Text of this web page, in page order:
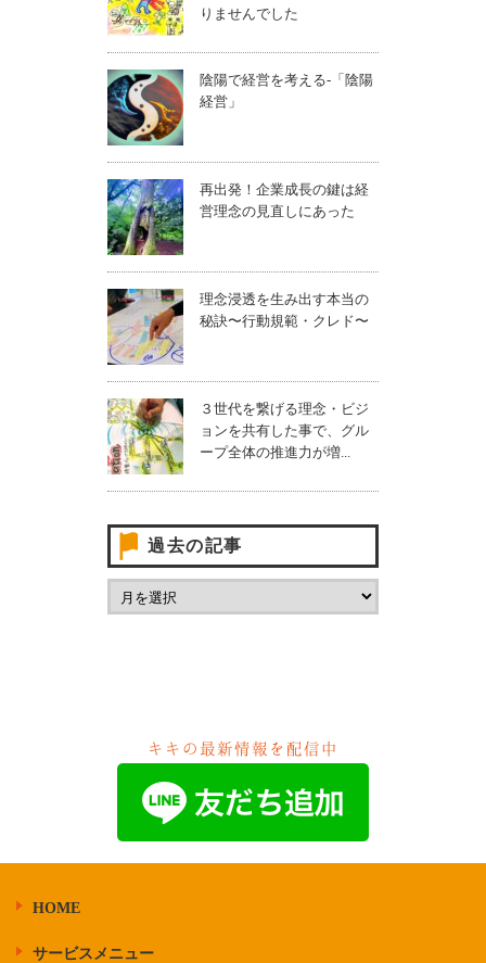
りませんでした
陰陽で経営を考える-「陰陽
経営」
再出発！企業成長の鍵は経
営理念の見直しにあった
理念浸透を生み出す本当の
秘訣〜行動規範・クレド〜
３世代を繋げる理念・ビジ
ョンを共有した事で、グル
ープ全体の推進力が増...
過去の記事
キキの最新情報を配信中
HOME
サービスメニュー